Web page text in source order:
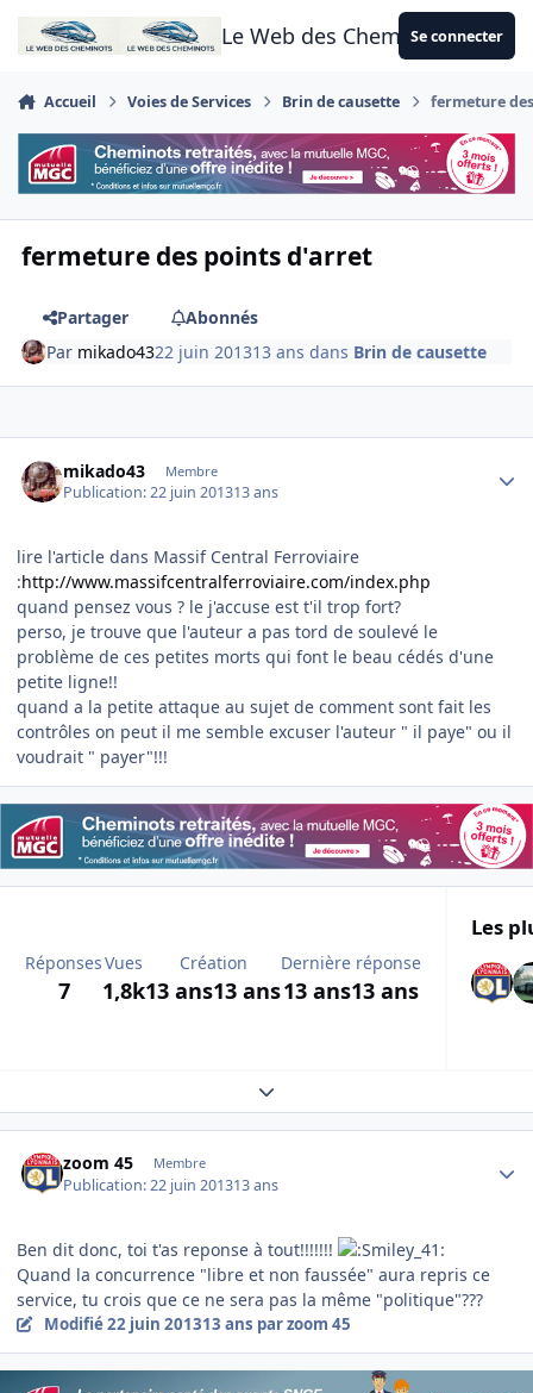
Aller au contenu
Le Web des CheminotsSe connecter
Accueil Voies de Services Brin de causette fermeture
fermeture des points d'arret
Partager
Abonnés
Par mikado4322 juin 201313 ans dans Brin de causette
mikado43 Membre
Publication:22 juin 201313 ans
lire l'article dans Massif Central Ferroviaire
:http://www.massifcentralferroviaire.com/index.php
quand pensez vous ? le j'accuse est t'il trop fort?
perso, je trouve que l'auteur a pas tord de soulevé le
problème de ces petites morts qui font le beau cédés d'une
petite ligne!!
quand a la petite attaque au sujet de comment sont fait les
contrôles on peut il me semble excuser l'auteur " il paye" ou il
voudrait " payer"!!!
Réponses
7
Vues
1,8k
Création
13 ans13 ans
Dernière réponse
13 ans13 ans
Les
Expand topic overview
zoom 45 Membre
Publication:22 juin 201313 ans
Ben dit donc, toi t'as reponse à tout!!!!!!!
Quand la concurrence "libre et non faussée" aura repris ce
service, tu crois que ce ne sera pas la même "politique"???
Modifié22 juin 201313 ans par zoom 45